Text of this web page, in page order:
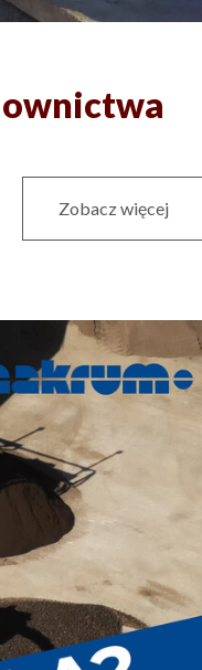
Zobacz więcej